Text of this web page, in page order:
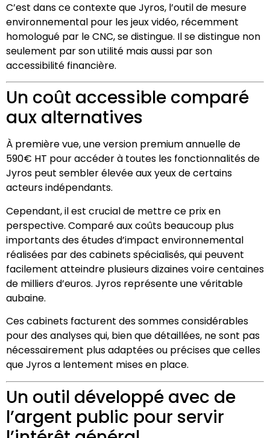
C’est dans ce contexte que Jyros, l’outil de mesure
environnemental pour les jeux vidéo, récemment
homologué par le CNC, se distingue. Il se distingue non
seulement par son utilité mais aussi par son
accessibilité financière.
Un coût accessible comparé
aux alternatives
À première vue, une version premium annuelle de
590€ HT pour accéder à toutes les fonctionnalités de
Jyros peut sembler élevée aux yeux de certains
acteurs indépendants.
Cependant, il est crucial de mettre ce prix en
perspective. Comparé aux coûts beaucoup plus
importants des études d’impact environnemental
réalisées par des cabinets spécialisés, qui peuvent
facilement atteindre plusieurs dizaines voire centaines
de milliers d’euros. Jyros représente une véritable
aubaine.
Ces cabinets facturent des sommes considérables
pour des analyses qui, bien que détaillées, ne sont pas
nécessairement plus adaptées ou précises que celles
que Jyros a lentement mises en place.
Un outil développé avec de
l’argent public pour servir